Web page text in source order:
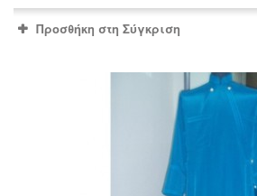
Προσθήκη στη Σύγκριση